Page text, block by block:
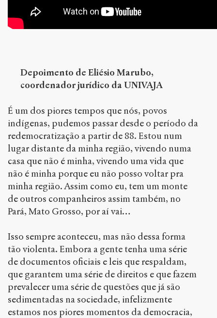
Depoimento de Eliésio Marubo,
coordenador jurídico da UNIVAJA
É um dos piores tempos que nós, povos
indígenas, pudemos passar desde o período da
redemocratização a partir de 88. Estou num
lugar distante da minha região, vivendo numa
casa que não é minha, vivendo uma vida que
não é minha porque eu não posso voltar pra
minha região. Assim como eu, tem um monte
de outros companheiros assim também, no
Pará, Mato Grosso, por aí vai…
Isso sempre aconteceu, mas não dessa forma
tão violenta. Embora a gente tenha uma série
de documentos oficiais e leis que respaldam,
que garantem uma série de direitos e que fazem
prevalecer uma série de questões que já são
sedimentadas na sociedade, infelizmente
estamos nos piores momentos da democracia,